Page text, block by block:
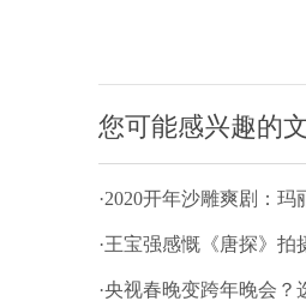
您可能感兴趣的
·2020开年沙雕爽剧：
·王宝强感慨《唐探》
·央视春晚变跨年晚会